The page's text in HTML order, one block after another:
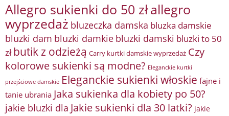
Allegro sukienki do 50 złallegro
wyprzedaż bluzeczka damska bluzka damskie
bluzki dam bluzki damkie bluzki damski bluzki to 50
zł butik z odzieżą Carry kurtki damskie wyprzedaż Czy
kolorowe sukienki są modne? Eleganckie kurtki
przejściowe damskie Eleganckie sukienki włoskie fajne i
tanie ubrania Jaka sukienka dla kobiety po 50?
jakie bluzki dla Jakie sukienki dla 30 latki? jakie